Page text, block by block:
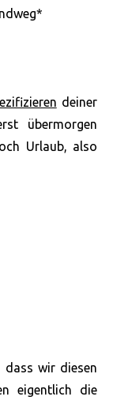
deiner
übermorgen
Urlaub, also
dass wir diesen
eigentlich die